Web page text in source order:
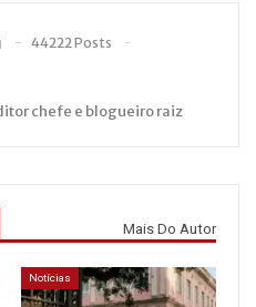
44222 Posts
chefe e blogueiro raiz
Mais Do Autor
Notícias